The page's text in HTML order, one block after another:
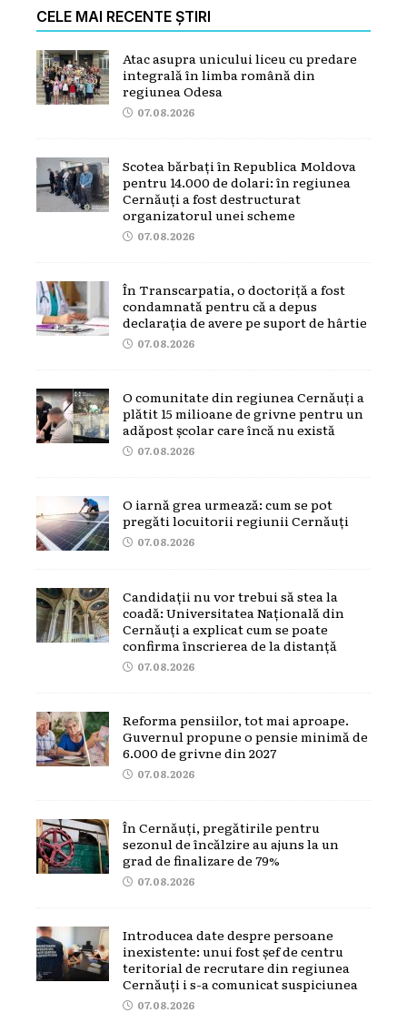
CELE MAI RECENTE ȘTIRI
Atac asupra unicului liceu cu predare
integrală în limba română din
regiunea Odesa
07.08.2026
Scotea bărbați în Republica Moldova
pentru 14.000 de dolari: în regiunea
Cernăuți a fost destructurat
organizatorul unei scheme
07.08.2026
În Transcarpatia, o doctoriță a fost
condamnată pentru că a depus
declarația de avere pe suport de hârtie
07.08.2026
O comunitate din regiunea Cernăuți a
plătit 15 milioane de grivne pentru un
adăpost școlar care încă nu există
07.08.2026
O iarnă grea urmează: cum se pot
pregăti locuitorii regiunii Cernăuți
07.08.2026
Candidații nu vor trebui să stea la
coadă: Universitatea Națională din
Cernăuți a explicat cum se poate
confirma înscrierea de la distanță
07.08.2026
Reforma pensiilor, tot mai aproape.
Guvernul propune o pensie minimă de
6.000 de grivne din 2027
07.08.2026
În Cernăuți, pregătirile pentru
sezonul de încălzire au ajuns la un
grad de finalizare de 79%
07.08.2026
Introducea date despre persoane
inexistente: unui fost șef de centru
teritorial de recrutare din regiunea
Cernăuți i s-a comunicat suspiciunea
07.08.2026